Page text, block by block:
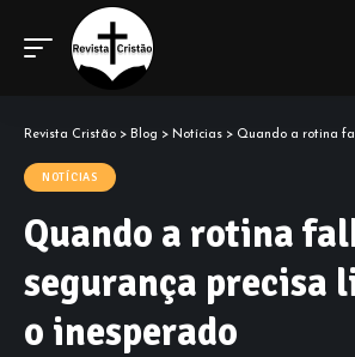
Revista Cristão > Blog > Notícias > Quando a rotina falha e a
NOTÍCIAS
Quando a rotina
segurança precisa
o inesperado